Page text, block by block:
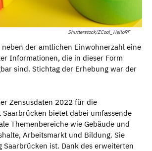
Shutterstock/ZCool_HelloRF
neben der amtlichen Einwohnerzahl eine
Informationen, die in dieser Form
sind. Stichtag der Erhebung war der
Zensusdaten 2022 für die
Saarbrücken bietet dabei umfassende
Themenbereiche wie Gebäude und
Arbeitsmarkt und Bildung. Sie
Saarbrücken ist. Dank des erweiterten